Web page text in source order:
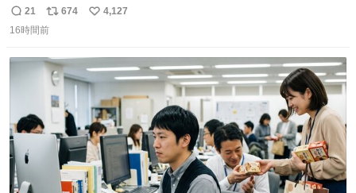
返
信
21
リ
ポ
ト
数
674
い
数
4,127
16時間前